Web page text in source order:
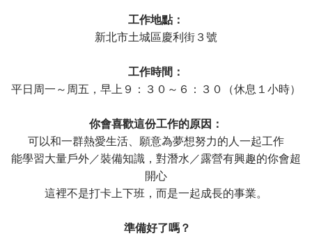
工作地點：
新北市土城區慶利街３號
工作時間：
平日周一～周五，早上９：３０～６：３０（休息１小時）
你會喜歡這份工作的原因：
可以和一群熱愛生活、願意為夢想努力的人一起工作
能學習大量戶外／裝備知識，對潛水／露營有興趣的你會超
開心
這裡不是打卡上下班，而是一起成長的事業。
準備好了嗎？